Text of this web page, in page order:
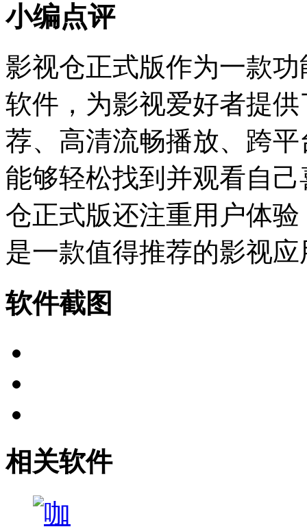
小编点评
影视仓正式版作为一款
软件，为影视爱好者提
荐、高清流畅播放、跨
能够轻松找到并观看自
仓正式版还注重用户体
是一款值得推荐的影视
软件截图
相关软件